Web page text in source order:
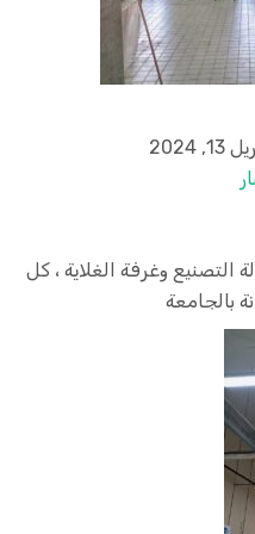
13, 2024
التصنيع وغرفة الغلاية ، كل
بالجامعة